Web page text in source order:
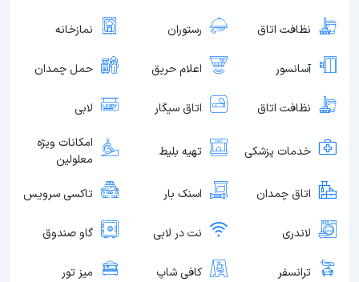
نظافت اتاق رستوران نمازخانه
آسانسور اعلام حریق حمل چمدان
نظافت اتاق اتاق سیگار لابی
خدمات پزشکی تهیه بلیط
امکانات ویژه
معلولین
اتاق چمدان اسنک بار تاکسی سرویس
لاندری نت در لابی گاو صندوق
ترانسفر کافی شاپ میز تور